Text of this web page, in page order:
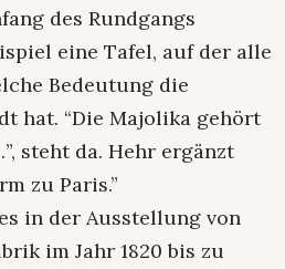
des Rundgangs
eine Tafel, auf der alle
Bedeutung die
hat. “Die Majolika gehört
steht da. Hehr ergänzt
zu Paris.”
in der Ausstellung von
im Jahr 1820 bis zu